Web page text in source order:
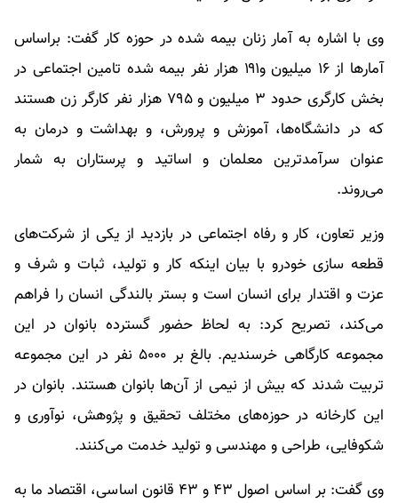
وی با اشاره به آمار زنان بیمه شده در حوزه کار گفت: براساس
آمار‌ها از ۱۶ میلیون و۱۹۱ هزار نفر بیمه شده تامین اجتماعی در
بخش کارگری حدود ۳ میلیون و ۷۹۵ هزار نفر کارگر زن هستند
که در دانشگاه‌ها، آموزش و پرورش، و بهداشت و درمان به
عنوان سرآمدترین معلمان و اساتید و پرستاران به شمار
می‌روند.
وزیر تعاون، کار و رفاه اجتماعی در بازدید از یکی از شرکت‌های
قطعه سازی خودرو با بیان اینکه کار و تولید، ثبات و شرف و
عزت و اقتدار برای انسان است و بستر بالندگی انسان را فراهم
می‌کند، تصریح کرد: به لحاظ حضور گسترده بانوان در این
مجموعه کارگاهی خرسندیم. بالغ بر ۵۰۰۰ نفر در این مجموعه
تربیت شدند که بیش از نیمی از آن‌ها بانوان هستند. بانوان در
این کارخانه در حوزه‌های مختلف تحقیق و پژوهش، نوآوری و
شکوفایی، طراحی و مهندسی و تولید خدمت می‌کنند.
وی گفت: بر اساس اصول ۴۳ و ۴۳ قانون اساسی، اقتصاد ما به